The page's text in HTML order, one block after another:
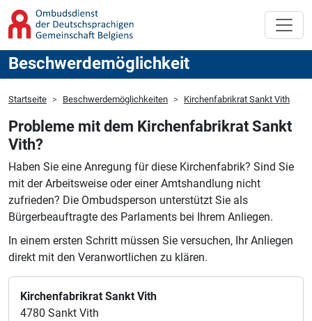
Beschwerdemöglichkeit
Startseite Beschwerdemöglichkeiten Kirchenfabrikrat Sankt Vith
Probleme mit dem Kirchenfabrikrat Sankt
Vith?
Haben Sie eine Anregung für diese Kirchenfabrik? Sind Sie
mit der Arbeitsweise oder einer Amtshandlung nicht
zufrieden? Die Ombudsperson unterstützt Sie als
Bürgerbeauftragte des Parlaments bei Ihrem Anliegen.
In einem ersten Schritt müssen Sie versuchen, Ihr Anliegen
direkt mit den Veranwortlichen zu klären.
Kirchenfabrikrat Sankt Vith
4780 Sankt Vith